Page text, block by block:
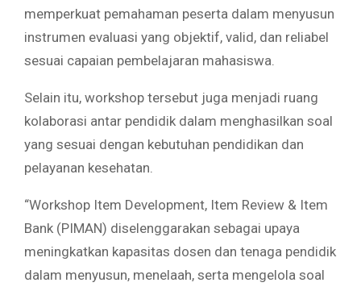
memperkuat pemahaman peserta dalam menyusun
instrumen evaluasi yang objektif, valid, dan reliabel
sesuai capaian pembelajaran mahasiswa.
Selain itu, workshop tersebut juga menjadi ruang
kolaborasi antar pendidik dalam menghasilkan soal
yang sesuai dengan kebutuhan pendidikan dan
pelayanan kesehatan.
“Workshop Item Development, Item Review & Item
Bank (PIMAN) diselenggarakan sebagai upaya
meningkatkan kapasitas dosen dan tenaga pendidik
dalam menyusun, menelaah, serta mengelola soal